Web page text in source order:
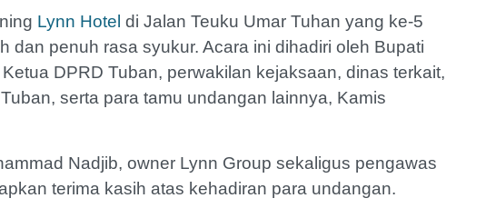
Lynn Hotel di Jalan Teuku Umar Tuhan yang ke-5
dan penuh rasa syukur. Acara ini dihadiri oleh Bupati
DPRD Tuban, perwakilan kejaksaan, dinas terkait,
serta para tamu undangan lainnya, Kamis
Nadjib, owner Lynn Group sekaligus pengawas
terima kasih atas kehadiran para undangan.